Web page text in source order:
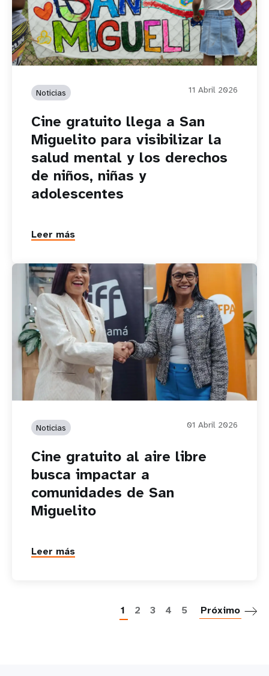
Noticias 11 Abril 2026
Cine gratuito llega a San
Miguelito para visibilizar la
salud mental y los derechos
de niños, niñas y
adolescentes
Leer más
Noticias 01 Abril 2026
Cine gratuito al aire libre
busca impactar a
comunidades de San
Miguelito
Leer más
1 2 3 4 5 Próximo